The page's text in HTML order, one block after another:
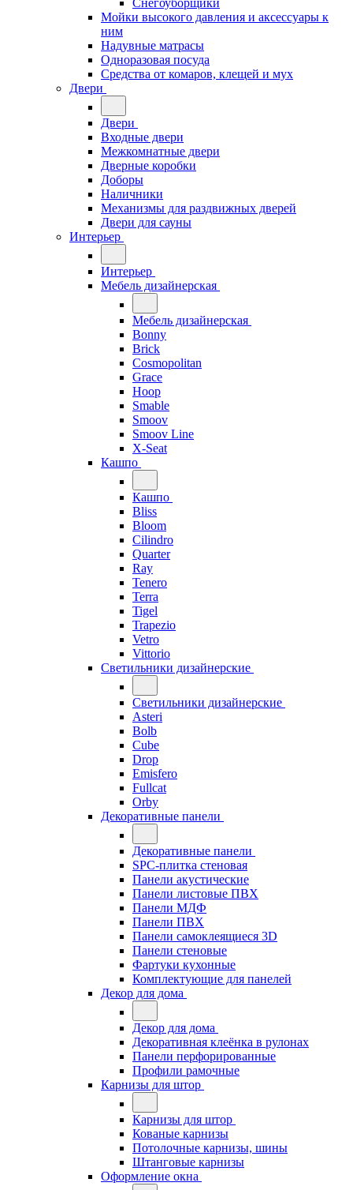
Снегоуборщики
Мойки высокого давления и аксессуары к
ним
Надувные матрасы
Одноразовая посуда
Средства от комаров, клещей и мух
Двери
Двери
Входные двери
Межкомнатные двери
Дверные коробки
Доборы
Наличники
Механизмы для раздвижных дверей
Двери для сауны
Интерьер
Интерьер
Мебель дизайнерская
Мебель дизайнерская
Bonny
Brick
Cosmopolitan
Grace
Hoop
Smable
Smoov
Smoov Line
X-Seat
Кашпо
Кашпо
Bliss
Bloom
Cilindro
Quarter
Ray
Tenero
Terra
Tigel
Trapezio
Vetro
Vittorio
Светильники дизайнерские
Светильники дизайнерские
Asteri
Bolb
Cube
Drop
Emisfero
Fullcat
Orby
Декоративные панели
Декоративные панели
SPC-плитка стеновая
Панели акустические
Панели листовые ПВХ
Панели МДФ
Панели ПВХ
Панели самоклеящиеся 3D
Панели стеновые
Фартуки кухонные
Комплектующие для панелей
Декор для дома
Декор для дома
Декоративная клеёнка в рулонах
Панели перфорированные
Профили рамочные
Карнизы для штор
Карнизы для штор
Кованые карнизы
Потолочные карнизы, шины
Штанговые карнизы
Оформление окна